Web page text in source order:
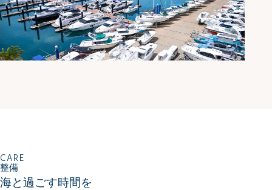
CARE
整備
海と過ごす時間を